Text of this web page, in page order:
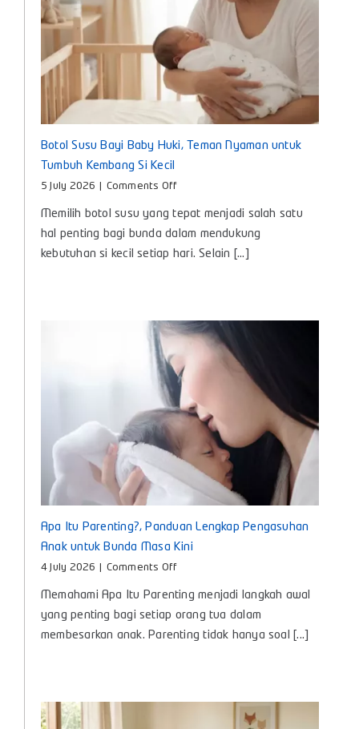
Botol Susu Bayi Baby Huki, Teman Nyaman untuk
Tumbuh Kembang Si Kecil
5 July 2026 Comments Offon
Susu
Bayi
Baby
Tumbuh
Kembang
Kecil
Memilih botol susu yang tepat menjadi salah satu
hal penting bagi bunda dalam mendukung
kebutuhan si kecil setiap hari. Selain [...]
Apa Itu Parenting?, Panduan Lengkap Pengasuhan
Anak untuk Bunda Masa Kini
4 July 2026 Comments Offon
Itu
Parenting?,
Panduan
Lengkap
Bunda
Memahami Apa Itu Parenting menjadi langkah awal
yang penting bagi setiap orang tua dalam
membesarkan anak. Parenting tidak hanya soal [...]